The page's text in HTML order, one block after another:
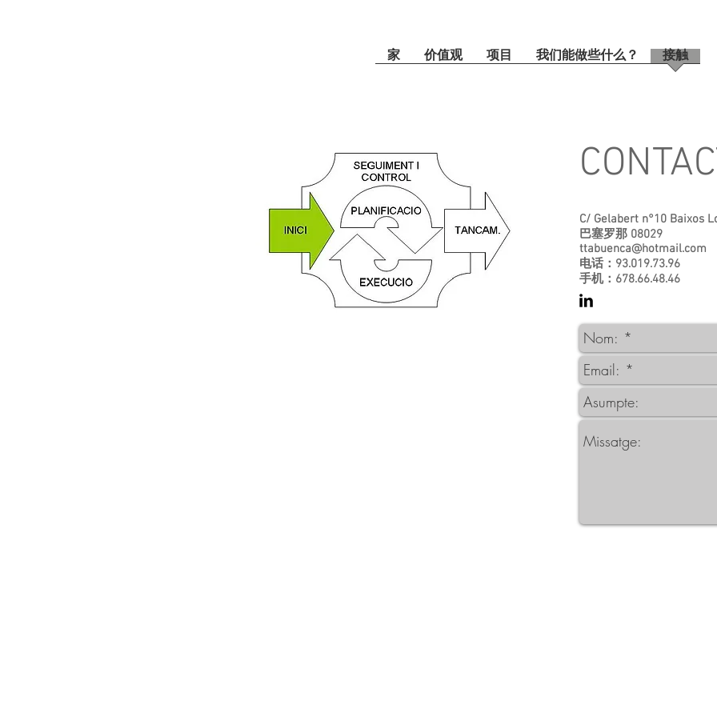
家 价值观 项目 我们能做些什么？ 接触
C/ Gelabert n°10 Baixos
巴塞罗那 08029
ttabuenca@hotmail.com
电话：93.019.73.96
手机：678.66.48.46